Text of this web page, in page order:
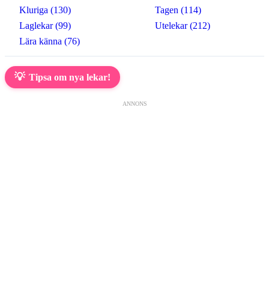
Kluriga (130)
Laglekar (99)
Lära känna (76)
Tagen (114)
Utelekar (212)
💡 Tipsa om nya lekar!
ANNONS